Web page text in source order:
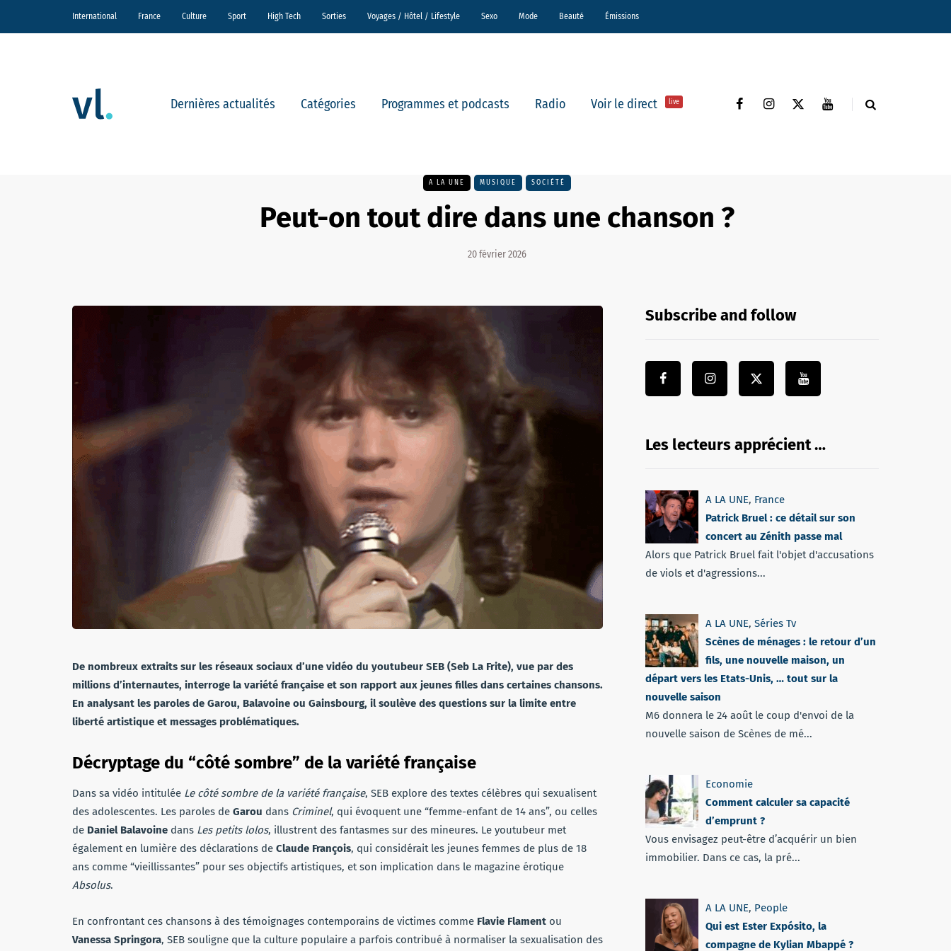
International France Culture Sport High Tech Sorties Voyages / Hôtel / Lifestyle Sexo Mode Beauté Émissions
Dernières actualités Catégories Programmes et podcasts Radio Voir le direct live
A LA UNE MUSIQUE SOCIÉTÉ
Peut-on tout dire dans une chanson ?
20 février 2026
De nombreux extraits sur les réseaux sociaux d’une vidéo du youtubeur SEB (Seb La Frite), vue par des
millions d’internautes, interroge la variété française et son rapport aux jeunes filles dans certaines chansons.
En analysant les paroles de Garou, Balavoine ou Gainsbourg, il soulève des questions sur la limite entre
liberté artistique et messages problématiques.
Décryptage du “côté sombre” de la variété française
Dans sa vidéo intitulée Le côté sombre de la variété française, SEB explore des textes célèbres qui sexualisent
des adolescentes. Les paroles de Garou dans Criminel, qui évoquent une “femme-enfant de 14 ans”, ou celles
de Daniel Balavoine dans Les petits lolos, illustrent des fantasmes sur des mineures. Le youtubeur met
également en lumière des déclarations de Claude François, qui considérait les jeunes femmes de plus de 18
ans comme “vieillissantes” pour ses objectifs artistiques, et son implication dans le magazine érotique
Absolus.
En confrontant ces chansons à des témoignages contemporains de victimes comme Flavie Flament ou
Vanessa Springora, SEB souligne que la culture populaire a parfois contribué à normaliser la sexualisation des
Subscribe and follow
Les lecteurs apprécient …
A LA UNE, France
Patrick Bruel : ce détail sur son
concert au Zénith passe mal
Alors que Patrick Bruel fait l'objet d'accusations
de viols et d'agressions...
A LA UNE, Séries Tv
Scènes de ménages : le retour d’un
fils, une nouvelle maison, un
départ vers les Etats-Unis, … tout sur la
nouvelle saison
M6 donnera le 24 août le coup d'envoi de la
nouvelle saison de Scènes de mé...
Economie
Comment calculer sa capacité
d’emprunt ?
Vous envisagez peut-être d’acquérir un bien
immobilier. Dans ce cas, la pré...
A LA UNE, People
Qui est Ester Expósito, la
compagne de Kylian Mbappé ?